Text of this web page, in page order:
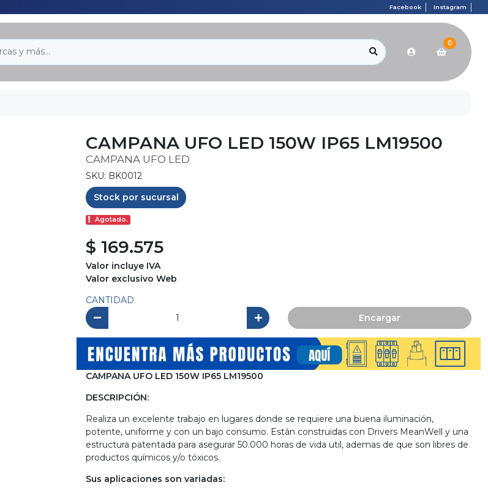
Facebook Instagram
0
CAMPANA UFO LED 150W IP65 LM19500
CAMPANA UFO LED
SKU: BK0012
Stock por sucursal
Agotado.
$ 169.575
Valor incluye IVA
Valor exclusivo Web
CANTIDAD
Encargar
CAMPANA UFO LED 150W IP65 LM19500
DESCRIPCIÓN:
Realiza un excelente trabajo en lugares donde se requiere una buena iluminación,
potente, uniforme y con un bajo consumo. Están construidas con Drivers MeanWell y una
estructura patentada para asegurar 50.000 horas de vida util, ademas de que son libres de
productos químicos y/o tóxicos.
Sus aplicaciones son variadas: